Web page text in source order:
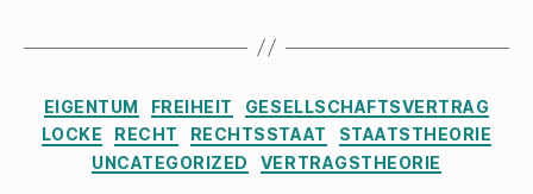
Kategorien
EIGENTUM FREIHEIT
GESELLSCHAFTSVERTRAG
LOCKE
RECHT RECHTSSTAAT
STAATSTHEORIE
UNCATEGORIZED
VERTRAGSTHEORIE